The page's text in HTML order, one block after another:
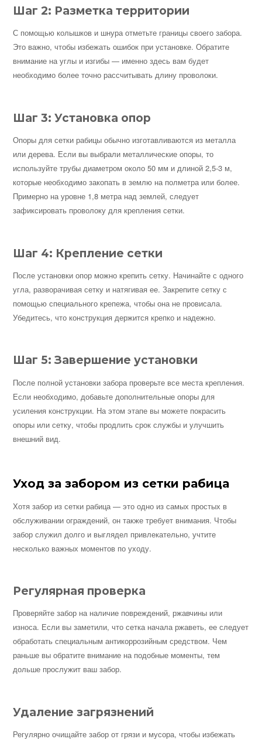
Шаг 2: Разметка территории
С помощью колышков и шнура отметьте границы своего забора.
Это важно, чтобы избежать ошибок при установке. Обратите
внимание на углы и изгибы — именно здесь вам будет
необходимо более точно рассчитывать длину проволоки.
Шаг 3: Установка опор
Опоры для сетки рабицы обычно изготавливаются из металла
или дерева. Если вы выбрали металлические опоры, то
используйте трубы диаметром около 50 мм и длиной 2,5-3 м,
которые необходимо закопать в землю на полметра или более.
Примерно на уровне 1,8 метра над землей, следует
зафиксировать проволоку для крепления сетки.
Шаг 4: Крепление сетки
После установки опор можно крепить сетку. Начинайте с одного
угла, разворачивая сетку и натягивая ее. Закрепите сетку с
помощью специального крепежа, чтобы она не провисала.
Убедитесь, что конструкция держится крепко и надежно.
Шаг 5: Завершение установки
После полной установки забора проверьте все места крепления.
Если необходимо, добавьте дополнительные опоры для
усиления конструкции. На этом этапе вы можете покрасить
опоры или сетку, чтобы продлить срок службы и улучшить
внешний вид.
Уход за забором из сетки рабица
Хотя забор из сетки рабица — это одно из самых простых в
обслуживании ограждений, он также требует внимания. Чтобы
забор служил долго и выглядел привлекательно, учтите
несколько важных моментов по уходу.
Регулярная проверка
Проверяйте забор на наличие повреждений, ржавчины или
износа. Если вы заметили, что сетка начала ржаветь, ее следует
обработать специальным антикоррозийным средством. Чем
раньше вы обратите внимание на подобные моменты, тем
дольше прослужит ваш забор.
Удаление загрязнений
Регулярно очищайте забор от грязи и мусора, чтобы избежать